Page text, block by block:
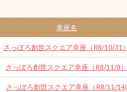
幸座名
さっぽろ創世スクエア幸座（R8/10/31）
さっぽろ創世スクエア幸座（R8/11/8）
さっぽろ創世スクエア幸座（R8/11/14)